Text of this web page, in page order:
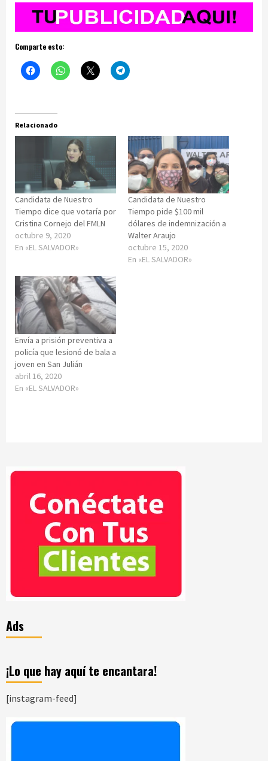
Comparte esto:
Relacionado
Candidata de Nuestro
Tiempo dice que votaría por
Cristina Cornejo del FMLN
octubre 9, 2020
En «EL SALVADOR»
Candidata de Nuestro
Tiempo pide $100 mil
dólares de indemnización a
Walter Araujo
octubre 15, 2020
En «EL SALVADOR»
Envía a prisión preventiva a
policía que lesionó de bala a
joven en San Julián
abril 16, 2020
En «EL SALVADOR»
Ads
¡Lo que hay aquí te encantara!
[instagram-feed]